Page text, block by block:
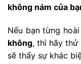
không nám của
Nếu bạn từng hoài
không, thì hãy thử
sẽ thấy sự khác